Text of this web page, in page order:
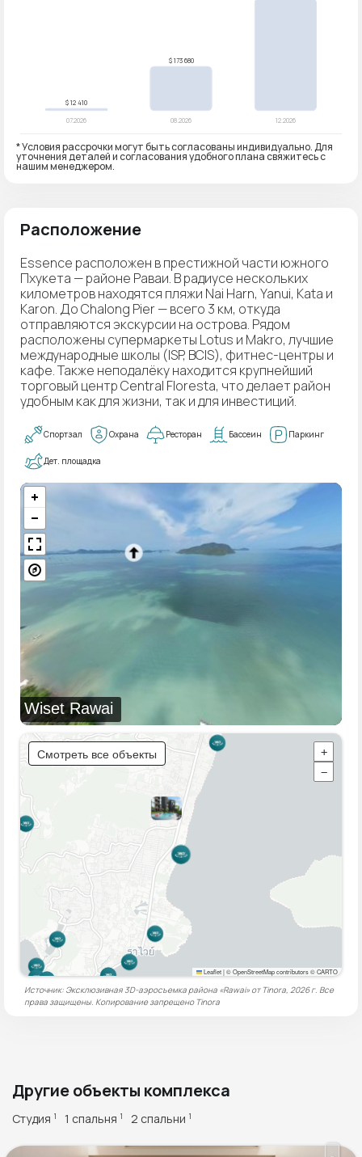
* Условия рассрочки могут быть согласованы индивидуально. Для
уточнения деталей и согласования удобного плана свяжитесь с
нашим менеджером.
Расположение
Essence расположен в престижной части южного
Пхукета — районе Раваи. В радиусе нескольких
километров находятся пляжи Nai Harn, Yanui, Kata и
Karon. До Chalong Pier — всего 3 км, откуда
отправляются экскурсии на острова. Рядом
расположены супермаркеты Lotus и Makro, лучшие
международные школы (ISP, BCIS), фитнес-центры и
кафе. Также неподалёку находится крупнейший
торговый центр Central Floresta, что делает район
удобным как для жизни, так и для инвестиций.
Спортзал Охрана Ресторан Бассеин Паркинг
Дет. площадка
Wiset Rawai
Смотреть все объекты
+
−
Leaflet|© OpenStreetMap contributors © CARTO
Источник: Эксклюзивная 3D-аэросъемка района «Rawai» от Tinora, 2026 г. Все
права защищены. Копирование запрещено Tinora
Другие объекты комплекса
Студия 1 1 спальня 1 2 спальни 1